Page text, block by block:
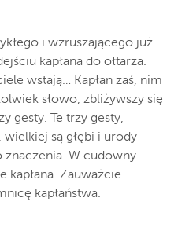
i wzruszającego już
kapłana do ołtarza.
wstają… Kapłan zaś, nim
słowo, zbliżywszy się
gesty. Te trzy gesty,
są głębi i urody
znaczenia. W cudowny
kapłana. Zauważcie
kapłaństwa.